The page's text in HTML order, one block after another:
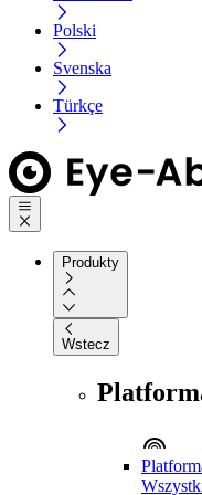
Polski
Svenska
Türkçe
Produkty
Wstecz